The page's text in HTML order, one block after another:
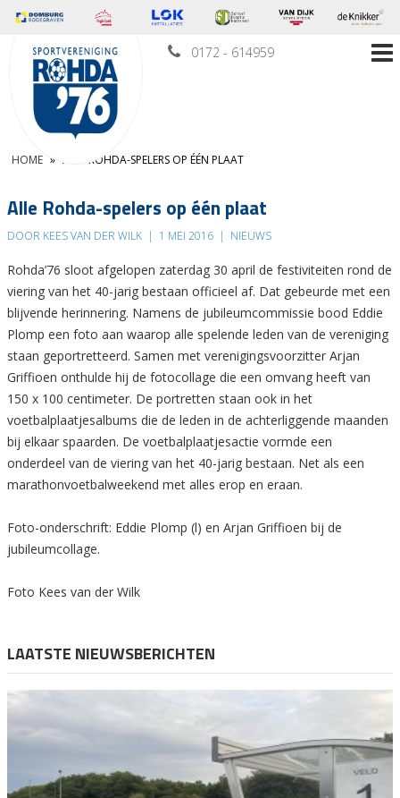
0172 - 614959
HOME » ALLE ROHDA-SPELERS OP ÉÉN PLAAT
Alle Rohda-spelers op één plaat
DOOR KEES VAN DER WILK | 1 MEI 2016 | NIEUWS
Rohda’76 sloot afgelopen zaterdag 30 april de festiviteiten rond de
viering van het 40-jarig bestaan officieel af. Dat gebeurde met een
blijvende herinnering. Namens de jubileumcommissie bood Eddie
Plomp een foto aan waarop alle spelende leden van de vereniging
staan geportretteerd. Samen met verenigingsvoorzitter Arjan
Griffioen onthulde hij de fotocollage die een omvang heeft van
150 x 100 centimeter. De portretten staan ook in het
voetbalplaatjesalbums die de leden in de achterliggende maanden
bij elkaar spaarden. De voetbalplaatjesactie vormde een
onderdeel van de viering van het 40-jarig bestaan. Net als een
marathonvoetbalweekend met alles erop en eraan.
Foto-onderschrift: Eddie Plomp (l) en Arjan Griffioen bij de
jubileumcollage.
Foto Kees van der Wilk
LAATSTE NIEUWSBERICHTEN